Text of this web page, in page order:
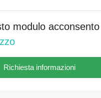
modulo
Richiesta informazioni